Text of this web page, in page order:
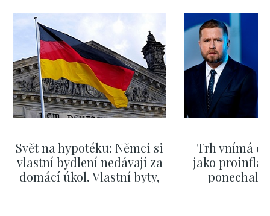
Svět na hypotéku: Němci si
vlastní bydlení nedávají za
domácí úkol. Vlastní byty,
Trh vnímá
jako
ponechali